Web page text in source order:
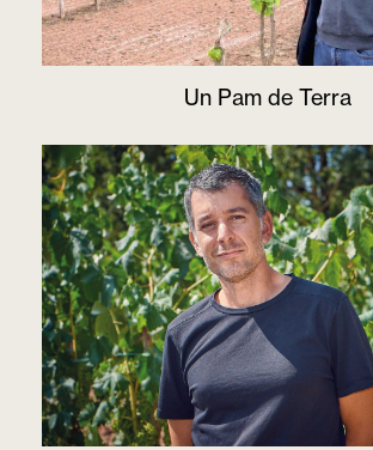
Un Pam de Terra